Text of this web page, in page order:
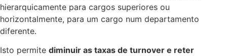
hierarquicamente para cargos superiores ou
horizontalmente, para um cargo num departamento
diferente.
Isto permite diminuir as taxas de turnover e reter